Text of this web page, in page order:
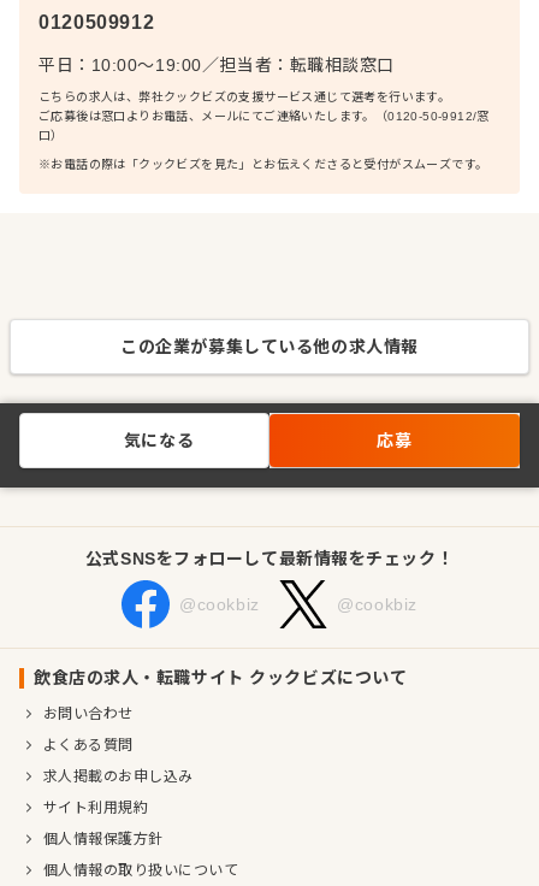
0120509912
平日：10:00〜19:00／担当者： 転職相談窓口
こちらの求人は、弊社クックビズの支援サービス通じて選考を行います。
ご応募後は窓口よりお電話、メールにてご連絡いたします。（0120-50-9912/窓
口）
※お電話の際は「クックビズを見た」とお伝えくださると受付がスムーズです。
この企業が募集している他の求人情報
気になる 応募
公式SNSをフォローして最新情報をチェック！
@cookbiz @cookbiz
飲食店の求人・転職サイト クックビズについて
お問い合わせ
よくある質問
求人掲載のお申し込み
サイト利用規約
個人情報保護方針
個人情報の取り扱いについて